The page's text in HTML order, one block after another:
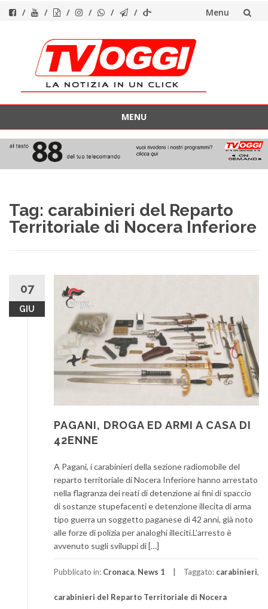
Menu
contenuto
MENU
contenuto
Tag: carabinieri del Reparto
Territoriale di Nocera Inferiore
07
GIU
PAGANI, DROGA ED ARMI A CASA DI
42ENNE
A Pagani, i carabinieri della sezione radiomobile del
reparto territoriale di Nocera Inferiore hanno arrestato
nella flagranza dei reati di detenzione ai fini di spaccio
di sostanze stupefacenti e detenzione illecita di arma
tipo guerra un soggetto paganese di 42 anni, già noto
alle forze di polizia per analoghi illeciti.L’arresto è
avvenuto sugli sviluppi di […]
Pubblicato in: Cronaca, News 1 Taggato: carabinieri,
carabinieri del Reparto Territoriale di Nocera